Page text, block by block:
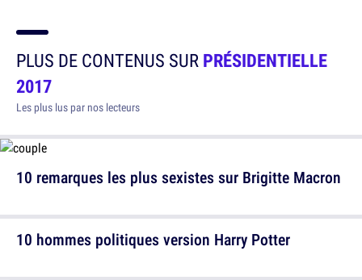
PLUS DE CONTENUS SURPRÉSIDENTIELLE
2017
Les plus lus par nos lecteurs
10 remarques les plus sexistes sur Brigitte Macron
10 hommes politiques version Harry Potter